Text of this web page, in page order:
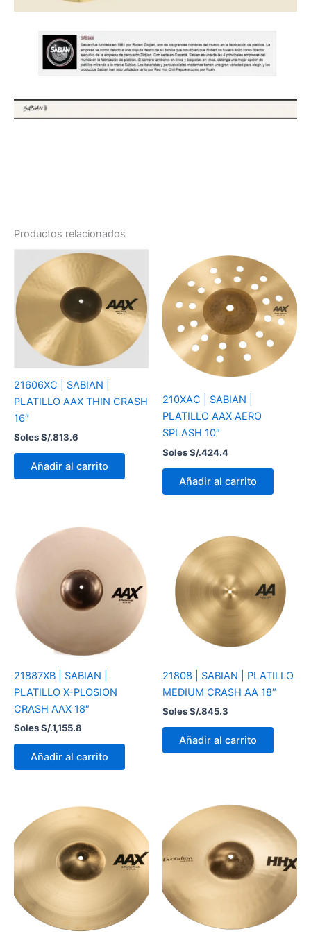
Productos relacionados
21606XC | SABIAN |
PLATILLO AAX THIN CRASH
16″
Soles S/.813.6
Añadir al carrito
210XAC | SABIAN |
PLATILLO AAX AERO
SPLASH 10″
Soles S/.424.4
Añadir al carrito
21887XB | SABIAN |
PLATILLO X-PLOSION
CRASH AAX 18″
Soles S/.1,155.8
Añadir al carrito
21808 | SABIAN | PLATILLO
MEDIUM CRASH AA 18″
Soles S/.845.3
Añadir al carrito